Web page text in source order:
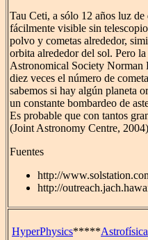
Tau Ceti, a sólo 12 años luz
fácilmente visible sin
polvo y cometas alrededor,
orbita alrededor del sol. Pero
Astronomical Society
diez veces el número de
sabemos si hay algún planeta
un constante bombardeo de
Es probable que con tantos
(Joint Astronomy Centre, 2004)
Fuentes
http://
http://
HyperPhysics*****Astrofísica